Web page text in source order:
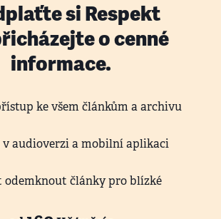
si Respekt
o cenné
informace.
ke všem článkům a archivu
v audioverzi a mobilní aplikaci
odemknout články pro blízké